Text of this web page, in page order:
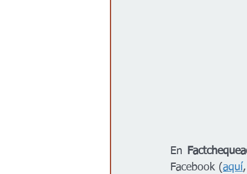
En
Facebook (aquí,